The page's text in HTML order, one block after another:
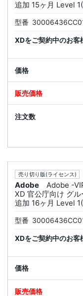
追加 15ヶ月 Level
型番
XDをご契約中のお客
売り切り版(ライセンス)
Adobe
Adobe -
XD 官公庁向け グ
追加 16ヶ月 Level
型番
XDをご契約中のお客